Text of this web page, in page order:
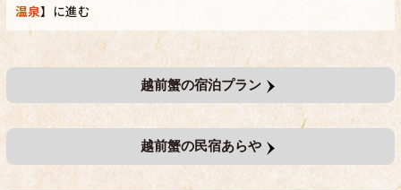
温泉】に進む
越前蟹の宿泊プラン
越前蟹の民宿あらや